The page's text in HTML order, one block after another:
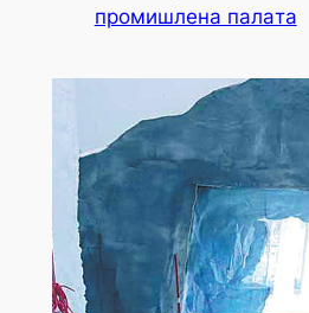
промишлена палaта